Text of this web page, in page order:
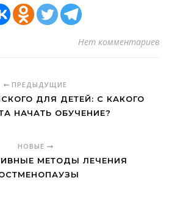
Нет комментариев
ПРЕДЫДУЩИЕ
ДЛЯ ДЕТЕЙ: С КАКОГО
НАЧАТЬ ОБУЧЕНИЕ?
НОВЫЕ
МЕТОДЫ ЛЕЧЕНИЯ